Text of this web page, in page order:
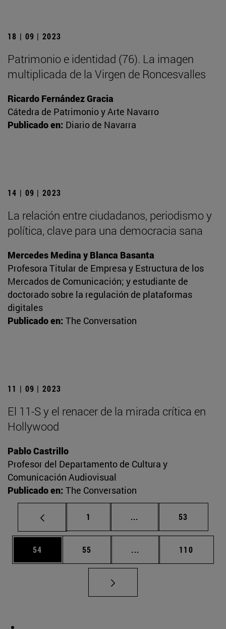
18 | 09 | 2023
Patrimonio e identidad (76). La imagen
multiplicada de la Virgen de Roncesvalles
Ricardo Fernández Gracia
Cátedra de Patrimonio y Arte Navarro
Publicado en: Diario de Navarra
14 | 09 | 2023
La relación entre ciudadanos, periodismo y
política, clave para una democracia sana
Mercedes Medina y Blanca Basanta
Profesora Titular de Empresa y Estructura de los
Mercados de Comunicación; y estudiante de
doctorado sobre la regulación de plataformas
digitales
Publicado en: The Conversation
11 | 09 | 2023
El 11-S y el renacer de la mirada crítica en
Hollywood
Pablo Castrillo
Profesor del Departamento de Cultura y
Comunicación Audiovisual
Publicado en: The Conversation
Página
1 ... Páginas intermedias
Página
53
Página
54 Página
55 ... Páginas intermedias
Página
110